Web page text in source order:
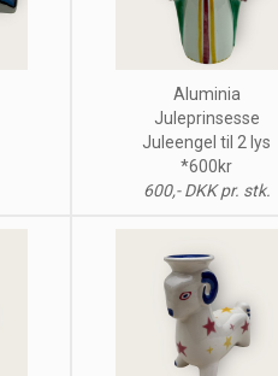
Aluminia
Juleprinsesse
Juleengel til 2 lys
*600kr
600,- DKK pr. stk.